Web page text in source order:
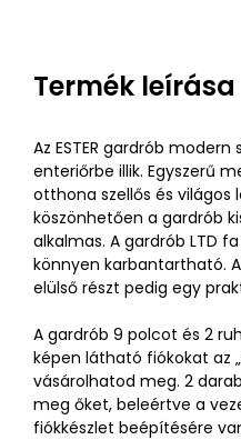
Termék leírása
Az ESTER gardrób
enteriőrbe illik. Egyszerű
otthona szellős és világos
köszönhetően a gardrób
alkalmas. A gardrób LTD
könnyen karbantartható.
elülső részt pedig egy
A gardrób 9 polcot és 2
képen látható fiókokat az
vásárolhatod meg. 2
meg őket, beleértve a
fiókkészlet beépítésére